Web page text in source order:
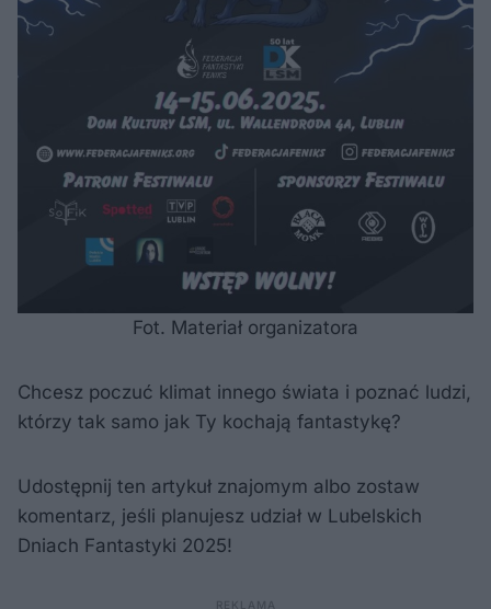
Fot. Materiał organizatora
Chcesz poczuć klimat innego świata i poznać ludzi,
którzy tak samo jak Ty kochają fantastykę?
Udostępnij ten artykuł znajomym albo zostaw
komentarz, jeśli planujesz udział w Lubelskich
Dniach Fantastyki 2025!